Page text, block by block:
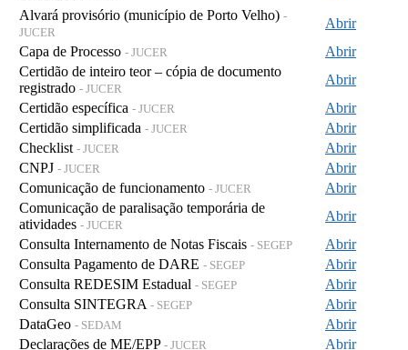
Alvará provisório (município de Porto Velho) -
JUCER
Abrir
Capa de Processo - JUCER
Abrir
Certidão de inteiro teor – cópia de documento
registrado - JUCER
Abrir
Certidão específica - JUCER
Abrir
Certidão simplificada - JUCER
Abrir
Checklist - JUCER
Abrir
CNPJ - JUCER
Abrir
Comunicação de funcionamento - JUCER
Abrir
Comunicação de paralisação temporária de
atividades - JUCER
Abrir
Consulta Internamento de Notas Fiscais - SEGEP
Abrir
Consulta Pagamento de DARE - SEGEP
Abrir
Consulta REDESIM Estadual - SEGEP
Abrir
Consulta SINTEGRA - SEGEP
Abrir
DataGeo - SEDAM
Abrir
Declarações de ME/EPP - JUCER Abrir